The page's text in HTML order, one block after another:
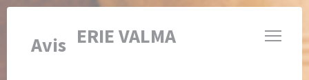
Personnalisation de vos choix en matière de cookies
BRASSERIE VALMA
Avis